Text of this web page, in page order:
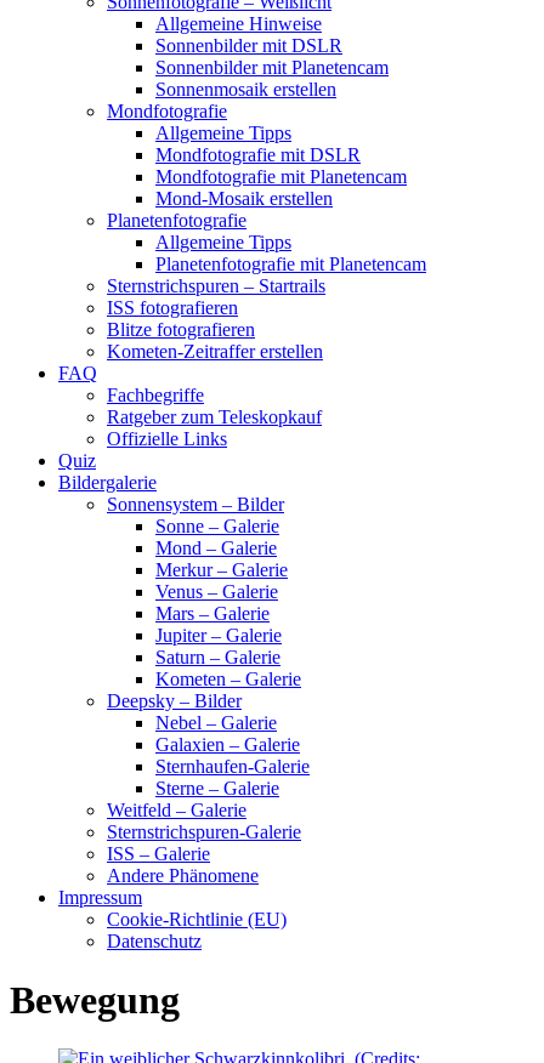
Allgemeine Hinweise
Sonnenbilder mit DSLR
Sonnenbilder mit Planetencam
Sonnenmosaik erstellen
Mondfotografie
Allgemeine Tipps
Mondfotografie mit DSLR
Mondfotografie mit Planetencam
Mond-Mosaik erstellen
Planetenfotografie
Allgemeine Tipps
Planetenfotografie mit Planetencam
Sternstrichspuren – Startrails
ISS fotografieren
Blitze fotografieren
Kometen-Zeitraffer erstellen
FAQ
Fachbegriffe
Ratgeber zum Teleskopkauf
Offizielle Links
Quiz
Bildergalerie
Sonnensystem – Bilder
Sonne – Galerie
Mond – Galerie
Merkur – Galerie
Venus – Galerie
Mars – Galerie
Jupiter – Galerie
Saturn – Galerie
Kometen – Galerie
Deepsky – Bilder
Nebel – Galerie
Galaxien – Galerie
Sternhaufen-Galerie
Sterne – Galerie
Weitfeld – Galerie
Sternstrichspuren-Galerie
ISS – Galerie
Andere Phänomene
Impressum
Cookie-Richtlinie (EU)
Datenschutz
Bewegung